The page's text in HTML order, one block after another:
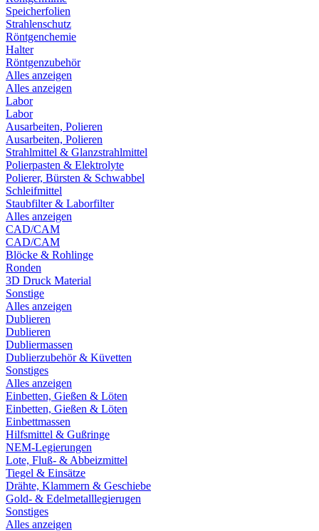
Speicherfolien
Strahlenschutz
Röntgenchemie
Halter
Röntgenzubehör
Alles anzeigen
Alles anzeigen
Labor
Labor
Ausarbeiten, Polieren
Ausarbeiten, Polieren
Strahlmittel & Glanzstrahlmittel
Polierpasten & Elektrolyte
Polierer, Bürsten & Schwabbel
Schleifmittel
Staubfilter & Laborfilter
Alles anzeigen
CAD/CAM
CAD/CAM
Blöcke & Rohlinge
Ronden
3D Druck Material
Sonstige
Alles anzeigen
Dublieren
Dublieren
Dubliermassen
Dublierzubehör & Küvetten
Sonstiges
Alles anzeigen
Einbetten, Gießen & Löten
Einbetten, Gießen & Löten
Einbettmassen
Hilfsmittel & Gußringe
NEM-Legierungen
Lote, Fluß- & Abbeizmittel
Tiegel & Einsätze
Drähte, Klammern & Geschiebe
Gold- & Edelmetalllegierugen
Sonstiges
Alles anzeigen